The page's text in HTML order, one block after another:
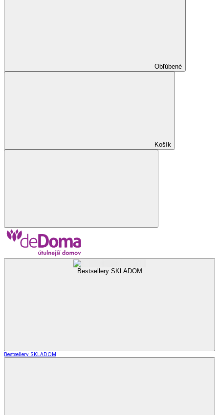
Obľúbené
Košík
Bestsellery SKLADOM
Bestsellery SKLADOM